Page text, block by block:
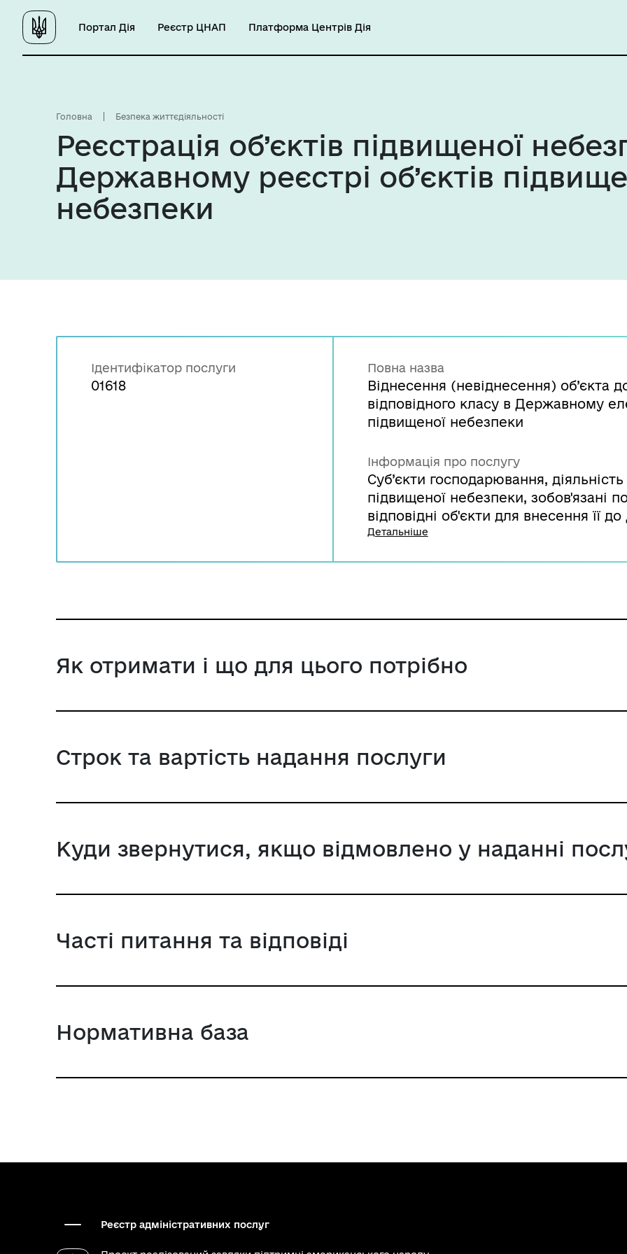
Портал Дія Реєстр ЦНАП Платформа Центрів Дія
Головна Безпека життєдіяльності
Реєстрація об’єктів підвищеної
Державному реєстрі об’єктів
небезпеки
Ідентифікатор послуги
01618
Повна назва
Віднесення (невіднесення) об’єкта
відповідного класу в Державному
підвищеної небезпеки
Інформація про послугу
Суб’єкти господарювання,
підвищеної небезпеки, зобов'язані
відповідні об'єкти для внесення її
підвищеної небезпеки. Для цього
класу.
Детальніше
Як отримати і що для цього потрібно
Строк та вартість надання послуги
Куди звернутися, якщо відмовлено у наданні
Часті питання та відповіді
Нормативна база
Реєстр адміністративних послуг